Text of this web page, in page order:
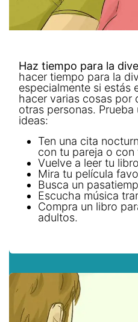
Haz tiempo para la
hacer tiempo para la
especialmente si estás
hacer varias cosas por
otras personas.
ideas:
Ten una cita
con tu pareja o con
Vuelve a leer tu
Mira tu película
Busca un
Escucha música
Compra un libro
adultos.